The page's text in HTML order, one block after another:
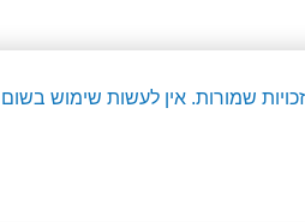
שמורות. אין לעשות שימוש